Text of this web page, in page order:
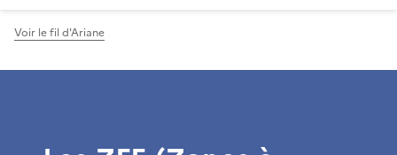
Voir le fil d'Ariane